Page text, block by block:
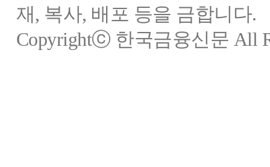
재, 복사, 배포 등을 금합니다.
Copyrightⓒ 한국금융신문 All